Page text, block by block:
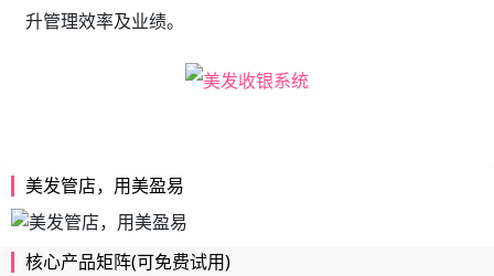
升管理效率及业绩。
美发管店，用美盈易
核心产品矩阵(可免费试用)